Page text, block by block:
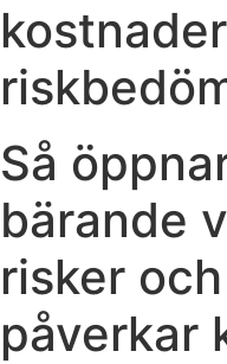
Så
bärande
risker
påverkar